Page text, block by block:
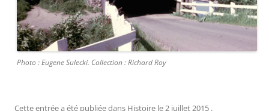
Photo : Eugene Sulecki. Collection : Richard Roy
Cette entrée a été publiée dans Histoire le2 juillet 2015 .